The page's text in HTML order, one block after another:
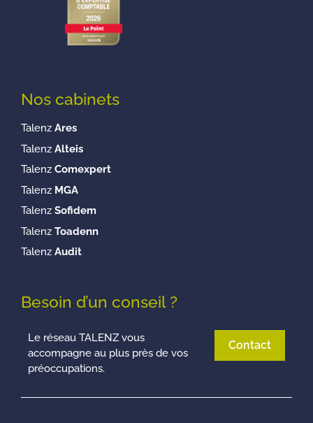
Nos cabinets
Talenz Ares
Talenz Alteis
Talenz Comexpert
Talenz MGA
Talenz Sofidem
Talenz Toadenn
Talenz Audit
Besoin d’un conseil ?
Le réseau TALENZ vous
accompagne au plus près de vos
préoccupations.
Contact